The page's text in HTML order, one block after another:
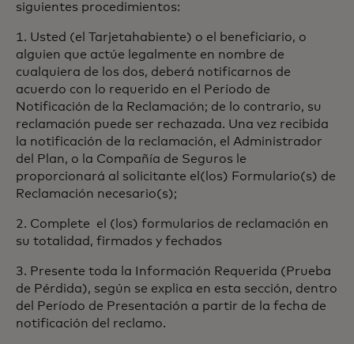
siguientes procedimientos:
1. Usted (el Tarjetahabiente) o el beneficiario, o
alguien que actúe legalmente en nombre de
cualquiera de los dos, deberá notificarnos de
acuerdo con lo requerido en el Período de
Notificación de la Reclamación; de lo contrario, su
reclamación puede ser rechazada. Una vez recibida
la notificación de la reclamación, el Administrador
del Plan, o la Compañía de Seguros le
proporcionará al solicitante el(los) Formulario(s) de
Reclamación necesario(s);
2. Complete el (los) formularios de reclamación en
su totalidad, firmados y fechados
3. Presente toda la Información Requerida (Prueba
de Pérdida), según se explica en esta sección, dentro
del Período de Presentación a partir de la fecha de
notificación del reclamo.